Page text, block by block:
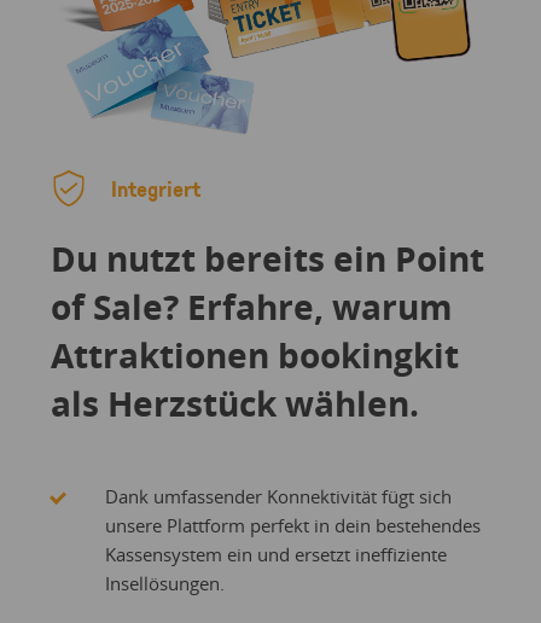
Integriert
Du nutzt bereits ein Point
of Sale? Erfahre, warum
Attraktionen bookingkit
als Herzstück wählen.
Dank umfassender Konnektivität fügt sich
unsere Plattform perfekt in dein bestehendes
Kassensystem ein und ersetzt ineffiziente
Insellösungen.